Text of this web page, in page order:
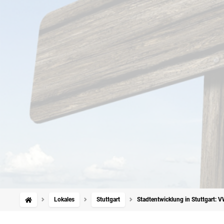
Lokales Stuttgart Stadtentwicklung in Stuttgart: